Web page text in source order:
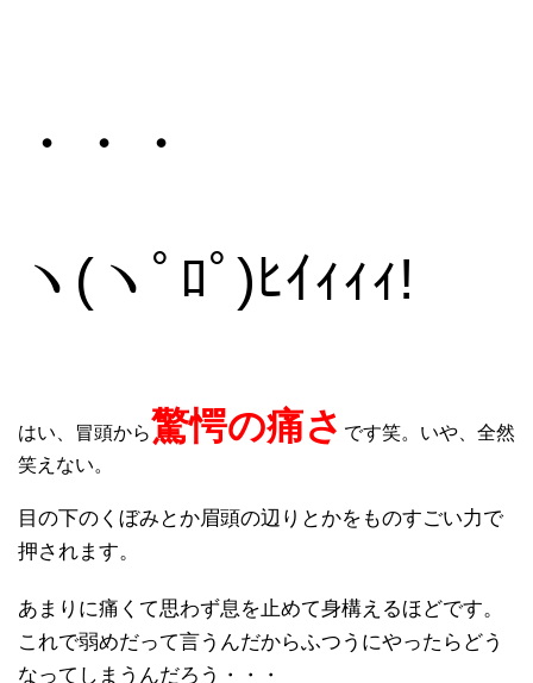
・・・
ヽ(ヽﾟﾛﾟ)ﾋｲｨｨｨ!
はい、冒頭から驚愕の痛さ です笑。いや、全然
笑えない。
目の下のくぼみとか眉頭の辺りとかをものすごい力で
押されます。
あまりに痛くて思わず息を止めて身構えるほどです。
これで弱めだって言うんだからふつうにやったらどう
なってしまうんだろう・・・